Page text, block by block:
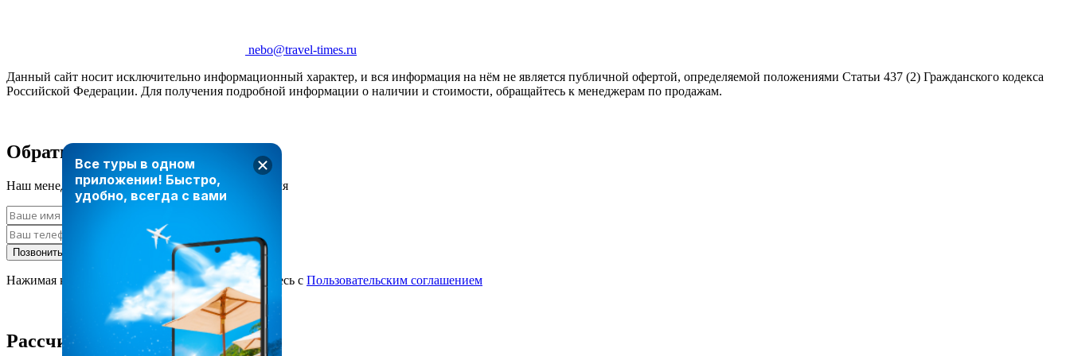
Все туры в одном
приложении! Быстро,
удобно, всегда с вами
nebo@travel-times.ru
Данный сайт носит исключительно информационный характер, и вся информация на нём не является публичной офертой, определяемой положениями Статьи 437 (2) Гражданского кодекса
Российской Федерации. Для получения подробной информации о наличии и стоимости, обращайтесь к менеджерам по продажам.
Обратный звонок
Наш менеджер свяжется с вами в ближайшее время
Позвонить мне
Нажимая кнопку «Позвонить мне», вы соглашаетесь с Пользовательским соглашением
Рассчитать стоимость тура